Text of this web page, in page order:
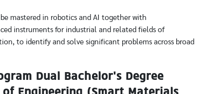
mastered in robotics and AI together with
instruments for industrial and related fields of
to identify and solve significant problems across broad
Dual Bachelor’s Degree